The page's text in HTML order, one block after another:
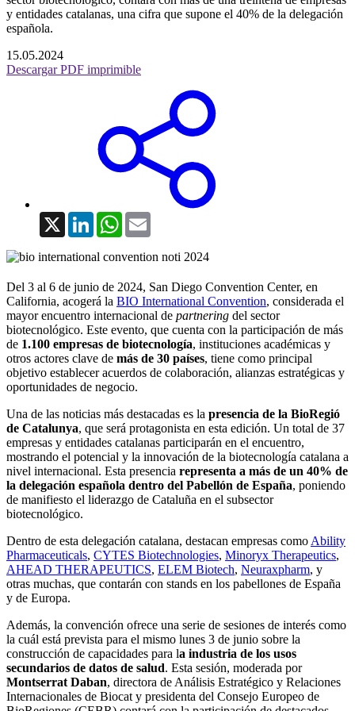
y entidades catalanas, una cifra que supone el 40% de la delegación
española.
15.05.2024
Descargar PDF imprimible
X LinkedInWhatsApp
Del 3 al 6 de junio de 2024, San Diego Convention Center, en
California, acogerá la BIO International Convention, considerada el
mayor encuentro internacional de partnering del sector
biotecnológico. Este evento, que cuenta con la participación de más
de 1.100 empresas de biotecnología, instituciones académicas y
otros actores clave de más de 30 países, tiene como principal
objetivo establecer acuerdos de colaboración, alianzas estratégicas y
oportunidades de negocio.
Una de las noticias más destacadas es la presencia de la BioRegió
de Catalunya, que será protagonista en esta edición. Un total de 37
empresas y entidades catalanas participarán en el encuentro,
mostrando el potencial y la innovación de la biotecnología catalana a
nivel internacional. Esta presencia representa a más de un 40% de
la delegación española dentro del Pabellón de España, poniendo
de manifiesto el liderazgo de Cataluña en el subsector
biotecnológico.
Dentro de esta delegación catalana, destacan empresas como Ability
Pharmaceuticals, CYTES Biotechnologies, Minoryx Therapeutics,
AHEAD THERAPEUTICS, ELEM Biotech, Neuraxpharm, y
otras muchas, que contarán con stands en los pabellones de España
y de Europa.
Además, la convención ofrece una serie de sesiones de interés como
la cuál está prevista para el mismo lunes 3 de junio sobre la
construcción de capacidades para la industria de los usos
secundarios de datos de salud. Esta sesión, moderada por
Montserrat Daban, directora de Análisis Estratégico y Relaciones
Internacionales de Biocat y presidenta del Consejo Europeo de